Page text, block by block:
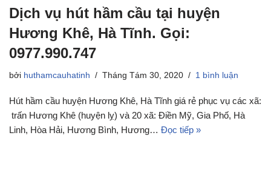
Dịch vụ hút hầm cầu tại huyện
Hương Khê, Hà Tĩnh. Gọi:
0977.990.747
bởi huthamcauhatinh Tháng Tám 30, 2020 1 bình luận
Hút hầm cầu huyện Hương Khê, Hà Tĩnh giá rẻ phục vụ các xã:
trấn Hương Khê (huyện lỵ) và 20 xã: Điền Mỹ, Gia Phố, Hà
Linh, Hòa Hải, Hương Bình, Hương… Đọc tiếp »